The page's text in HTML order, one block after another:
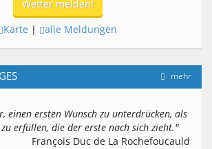
Wetter melden!
Karte | alle Meldungen
mehr
einen ersten Wunsch zu unterdrücken, als
erfüllen, die der erste nach sich zieht."
François Duc de La Rochefoucauld